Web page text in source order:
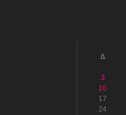
Δ
3
10
17
24